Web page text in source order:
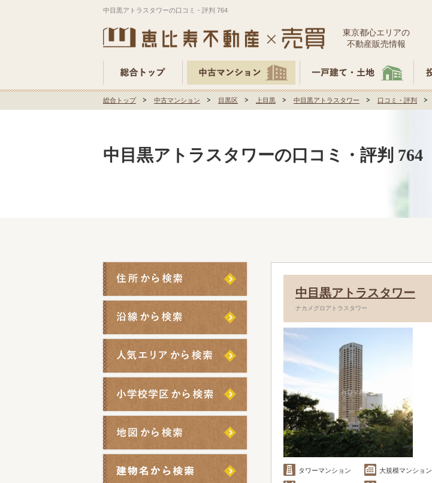
中目黒アトラスタワーの口コミ・評判 764
東京都⼼エリアの
不動産販売情報
総合トップ 中古マンション 目黒区 上目黒 中目黒アトラスタワー 口コミ・評判
中目黒アトラスタワーの口コミ・評判 764
中目黒アトラスタワー
ナカメグロアトラスタワー
タワーマンション 大規模マンション